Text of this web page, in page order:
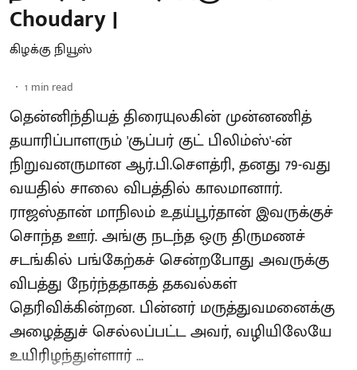
Choudary |
கிழக்கு நியூஸ்
1 min read
தென்னிந்தியத் திரையுலகின் முன்னணித்
தயாரிப்பாளரும் 'சூப்பர் குட் பிலிம்ஸ்'-ன்
நிறுவனருமான ஆர்.பி.சௌத்ரி, தனது 79-வது
வயதில் சாலை விபத்தில் காலமானார்.
ராஜஸ்தான் மாநிலம் உதய்பூர்தான் இவருக்குச்
சொந்த ஊர். அங்கு நடந்த ஒரு திருமணச்
சடங்கில் பங்கேற்கச் சென்றபோது அவருக்கு
விபத்து நேர்ந்ததாகத் தகவல்கள்
தெரிவிக்கின்றன. பின்னர் மருத்துவமனைக்கு
அழைத்துச் செல்லப்பட்ட அவர், வழியிலேயே
உயிரிழந்துள்ளார் ...